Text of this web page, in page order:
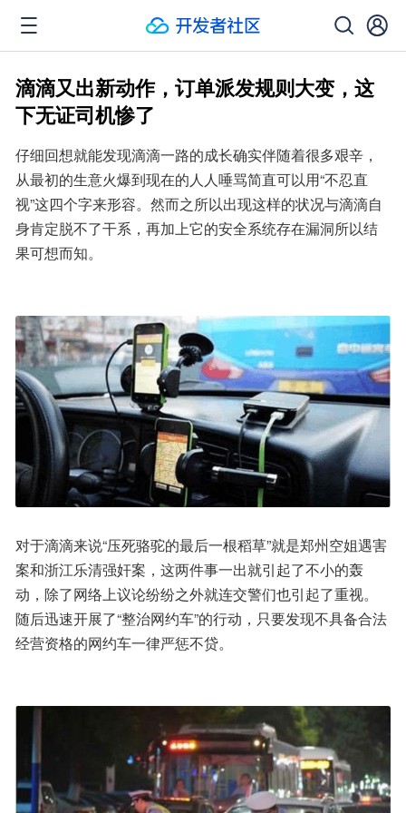
滴滴又出新动作，订单派发规则大变，这
下无证司机惨了
仔细回想就能发现滴滴一路的成长确实伴随着很多艰辛，
从最初的生意火爆到现在的人人唾骂简直可以用“不忍直
视”这四个字来形容。然而之所以出现这样的状况与滴滴自
身肯定脱不了干系，再加上它的安全系统存在漏洞所以结
果可想而知。
对于滴滴来说“压死骆驼的最后一根稻草”就是郑州空姐遇害
案和浙江乐清强奸案，这两件事一出就引起了不小的轰
动，除了网络上议论纷纷之外就连交警们也引起了重视。
随后迅速开展了“整治网约车”的行动，只要发现不具备合法
经营资格的网约车一律严惩不贷。